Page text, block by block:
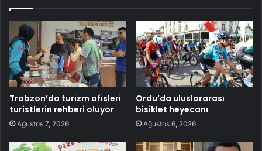
Trabzon’da turizm ofisleri
turistlerin rehberi oluyor
Ağustos 7, 2026
Ordu’da uluslararası
bisiklet heyecanı
Ağustos 6, 2026